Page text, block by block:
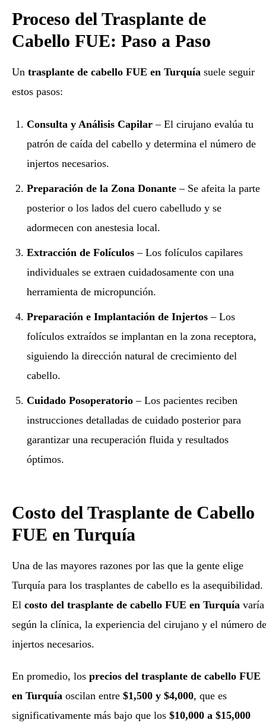
Proceso del Trasplante de
Cabello FUE: Paso a Paso
Un trasplante de cabello FUE en Turquía suele seguir
estos pasos:
Consulta y Análisis Capilar – El cirujano evalúa tu
patrón de caída del cabello y determina el número de
injertos necesarios.
Preparación de la Zona Donante – Se afeita la parte
posterior o los lados del cuero cabelludo y se
adormecen con anestesia local.
Extracción de Folículos – Los folículos capilares
individuales se extraen cuidadosamente con una
herramienta de micropunción.
Preparación e Implantación de Injertos – Los
folículos extraídos se implantan en la zona receptora,
siguiendo la dirección natural de crecimiento del
cabello.
Cuidado Posoperatorio – Los pacientes reciben
instrucciones detalladas de cuidado posterior para
garantizar una recuperación fluida y resultados
óptimos.
Costo del Trasplante de Cabello
FUE en Turquía
Una de las mayores razones por las que la gente elige
Turquía para los trasplantes de cabello es la asequibilidad.
El costo del trasplante de cabello FUE en Turquía varía
según la clínica, la experiencia del cirujano y el número de
injertos necesarios.
En promedio, los precios del trasplante de cabello FUE
en Turquía oscilan entre $1,500 y $4,000, que es
significativamente más bajo que los $10,000 a $15,000